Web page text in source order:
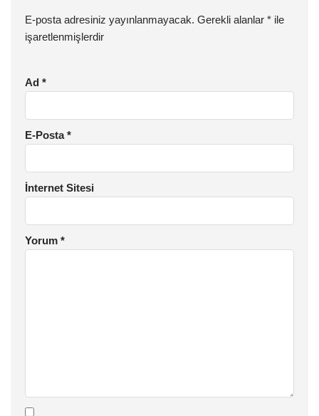
E-posta adresiniz yayınlanmayacak. Gerekli alanlar * ile
işaretlenmişlerdir
Ad *
E-Posta*
İnternet Sitesi
Yorum *